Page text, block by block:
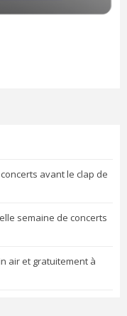
avant le clap de
semaine de concerts
air et gratuitement à